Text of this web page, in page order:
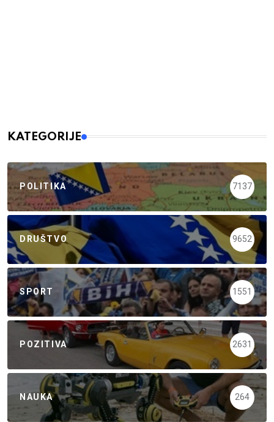
KATEGORIJE
POLITIKA 7137
DRUŠTVO 9652
SPORT 1551
POZITIVA 2631
NAUKA 264